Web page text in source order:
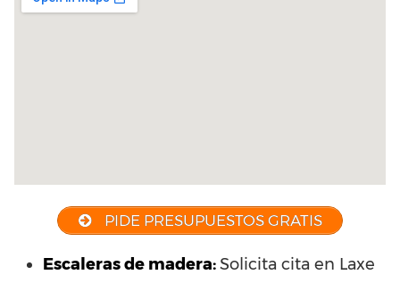
PIDE PRESUPUESTOS GRATIS
Escaleras de madera:Solicita cita en Laxe